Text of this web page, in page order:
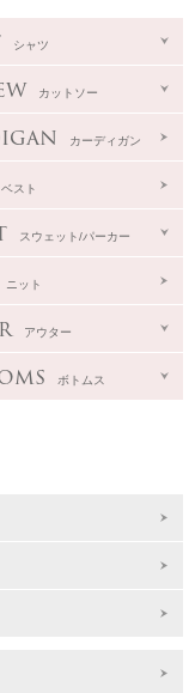
シャツ
カットソー
カーディガン
ベスト
スウェット/パーカー
ニット
アウター
ボトムス